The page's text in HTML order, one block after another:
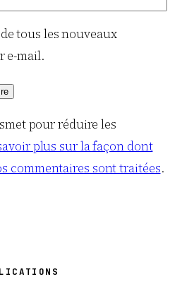
tous les nouveaux
e-mail.
pour réduire les
plus sur la façon dont
commentaires sont traitées.